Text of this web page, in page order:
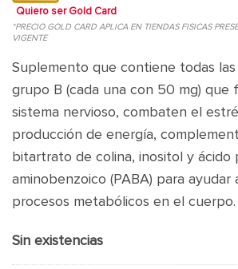
Quiero ser Gold Card
*PRECIO GOLD CARD APLICA EN TIENDAS FISICAS
VIGENTE
Suplemento que contiene todas las
grupo B (cada una con 50 mg) que
sistema nervioso, combaten el
producción de energía,
bitartrato de colina, inositol y ácido
aminobenzoico (PABA) para ayudar
procesos metabólicos en el cuerpo.
Sin existencias